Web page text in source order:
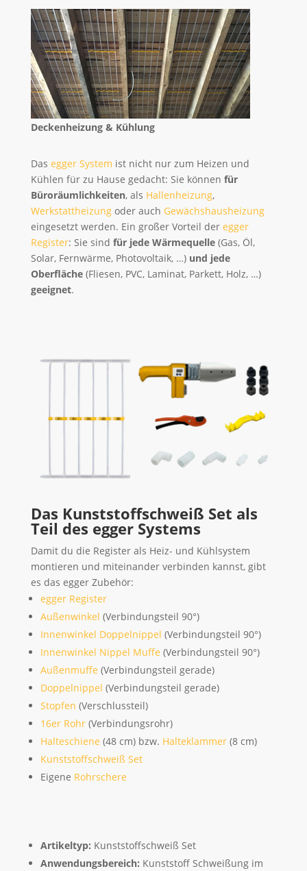
Deckenheizung & Kühlung
Das egger System ist nicht nur zum Heizen und
Kühlen für zu Hause gedacht: Sie können für
Büroräumlichkeiten, als Hallenheizung,
Werkstattheizungoder auch Gewächshausheizung
eingesetzt werden. Ein großer Vorteil der egger
Register: Sie sind für jede Wärmequelle(Gas, Öl,
Solar, Fernwärme, Photovoltaik, …) und jede
Oberfläche(Fliesen, PVC, Laminat, Parkett, Holz, …)
geeignet.
Das Kunststoffschweiß Set als
Teil des egger Systems
Damit du die Register als Heiz- und Kühlsystem
montieren und miteinander verbinden kannst, gibt
es das egger Zubehör:
egger Register
Außenwinkel (Verbindungsteil 90°)
Innenwinkel Doppelnippel (Verbindungsteil 90°)
Innenwinkel Nippel Muffe (Verbindungsteil 90°)
Außenmuffe (Verbindungsteil gerade)
Doppelnippel (Verbindungsteil gerade)
Stopfen (Verschlussteil)
16er Rohr(Verbindungsrohr)
Halteschiene (48 cm) bzw. Halteklammer(8 cm)
Kunststoffschweiß Set
Eigene Rohrschere
Artikeltyp: Kunststoffschweiß Set
Anwendungsbereich: Kunststoff Schweißung im